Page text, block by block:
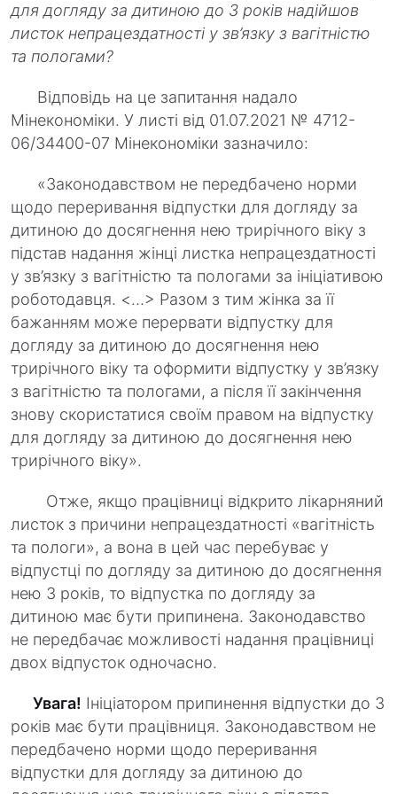
для догляду за дитиною до 3 років надійшов
листок непрацездатності у зв’язку з вагітністю
та пологами?
Відповідь на це запитання надало
Мінекономіки. У листі від 01.07.2021 № 4712-
06/34400-07 Мінекономіки зазначило:
«Законодавством не передбачено норми
щодо переривання відпустки для догляду за
дитиною до досягнення нею трирічного віку з
підстав надання жінці листка непрацездатності
у зв’язку з вагітністю та пологами за ініціативою
роботодавця. <…> Разом з тим жінка за її
бажанням може перервати відпустку для
догляду за дитиною до досягнення нею
трирічного віку та оформити відпустку у зв’язку
з вагітністю та пологами, а після її закінчення
знову скористатися своїм правом на відпустку
для догляду за дитиною до досягнення нею
трирічного віку».
Отже, якщо працівниці відкрито лікарняний
листок з причини непрацездатності «вагітність
та пологи», а вона в цей час перебуває у
відпустці по догляду за дитиною до досягнення
нею 3 років, то відпустка по догляду за
дитиною має бути припинена. Законодавство
не передбачає можливості надання працівниці
двох відпусток одночасно.
Увага! Ініціатором припинення відпустки до 3
років має бути працівниця. Законодавством не
передбачено норми щодо переривання
відпустки для догляду за дитиною до